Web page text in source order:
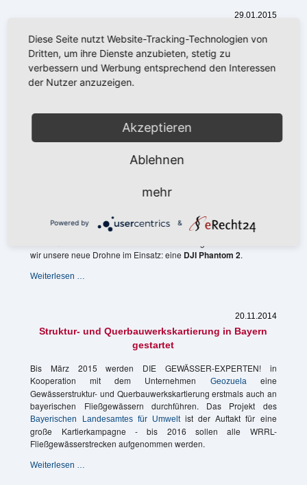
März
29.01.2015
verfügbar
Seit einiger Zeit nutzen wir zusätzlich zu unseren
Luftbilddienstleistungen mit bewährter bemannter Technik auch
Multikopter für die unbemannte Aufnahme und Dokumentation
Multikoptervideos
eingeführt
Seit mehreren Jahren erstellen DIE GEWÄSSER-EXPERTEN!
hochaufgelöste Luftbildprodukte und führen z. B. Erfolgskontrollen
wir unsere neue Drohne im Einsatz: eine DJI Phantom 2.
Weiterlesen …
erfolgreich
20.11.2014
Struktur- und Querbauwerkskartierung in Bayern
gestartet
Bis März 2015 werden DIE GEWÄSSER-EXPERTEN! in
Kooperation mit dem Unternehmen
Geozuela
eine
Gewässerstruktur- und Querbauwerkskartierung erstmals auch an
bayerischen Fließgewässern durchführen. Das Projekt des
Bayerischen Landesamtes für Umweltist der Auftakt für eine
große Kartierkampagne - bis 2016 sollen alle WRRL-
Fließgewässerstrecken aufgenommen werden.
Weiterlesen …
Diese Seite nutzt Website-Tracking-Technologien von
Dritten, um ihre Dienste anzubieten, stetig zu
verbessern und Werbung entsprechend den Interessen
der Nutzer anzuzeigen.
Akzeptieren
Ablehnen
mehr
Powered by &